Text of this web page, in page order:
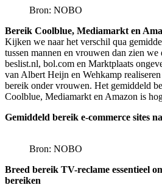
Bron: NOBO
Bereik Coolblue, Mediamarkt en
Kijken we naar het verschil qua
tussen mannen en vrouwen dan zien we
beslist.nl, bol.com en Marktplaats
van Albert Heijn en Wehkamp
bereik onder vrouwen. Het gemiddeld
Coolblue, Mediamarkt en Amazon is
Gemiddeld bereik e-commerce sites
Bron: NOBO
Breed bereik TV-reclame essentieel
bereiken